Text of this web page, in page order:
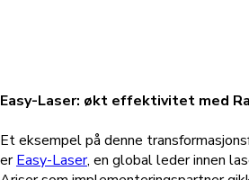
Easy-Laser: økt effektivitet med
Et eksempel på denne
erEasy-Laser, en global leder innen